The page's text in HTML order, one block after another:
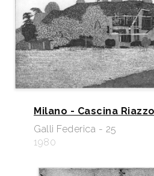
Milano - Cascina
Galli Federica - 25
1980